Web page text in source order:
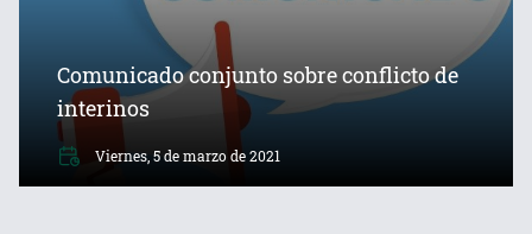
Comunicado conjunto sobre conflicto de
interinos
Viernes, 5 de marzo de 2021